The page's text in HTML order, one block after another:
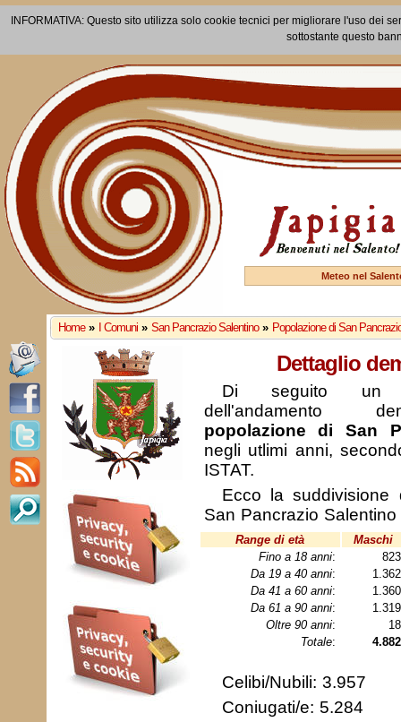
INFORMATIVA: Questo sito utilizza solo cookie tecnici per migliorare l'uso dei
sottostante questo
Meteo nel
Home » I Comuni » San Pancrazio Salentino » Popolazione di San
Dettaglio
Di seguito un
dell'andamento
popolazione di San
negli utlimi anni,
ISTAT.
Ecco la suddivisione
San Pancrazio
Range di età
Maschi
Fino a 18 anni:
Da 19 a 40 anni:
Da 41 a 60 anni:
Da 61 a 90 anni:
Oltre 90 anni:
Totale: 4.882
Celibi/Nubili: 3.957
Coniugati/e: 5.284